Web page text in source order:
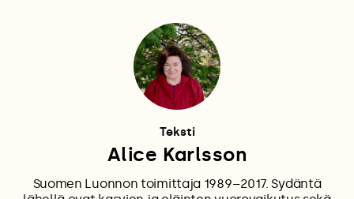
Teksti
Alice Karlsson
Suomen Luonnon toimittaja 1989–2017. Sydäntä